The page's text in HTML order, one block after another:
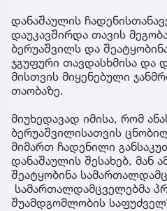
დანაშაულის
დაუკავშირდა თავის
ბერუაშვილს და
ჯგუფური თავდასხმისა და
მისთვის მიყენებული
თაობაზე.
მიუხედავად იმისა, რომ
ბერუაშვილისათვის
მიმართ ჩადენილი
დანაშაულის შესახებ, მან
შეატყობინა
სამართალდამცველებმა
შუამდგომლობის